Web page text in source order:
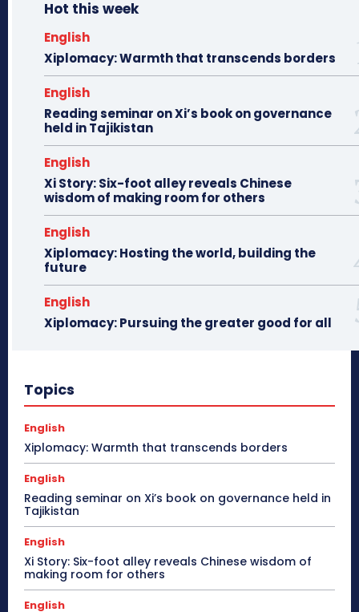
Hot this week
English
Xiplomacy: Warmth that transcends borders
English
Reading seminar on Xi’s book on governance
held in Tajikistan
English
Xi Story: Six-foot alley reveals Chinese
wisdom of making room for others
English
Xiplomacy: Hosting the world, building the
future
English
Xiplomacy: Pursuing the greater good for all
Topics
English
Xiplomacy: Warmth that transcends borders
English
Reading seminar on Xi’s book on governance held in
Tajikistan
English
Xi Story: Six-foot alley reveals Chinese wisdom of
making room for others
English